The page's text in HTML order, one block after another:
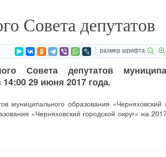
Совета депутатов
размер шрифта
Совета депутатов
29 июня 2017 года.
муниципального образования «Черняховский
«Черняховский городской округ» на